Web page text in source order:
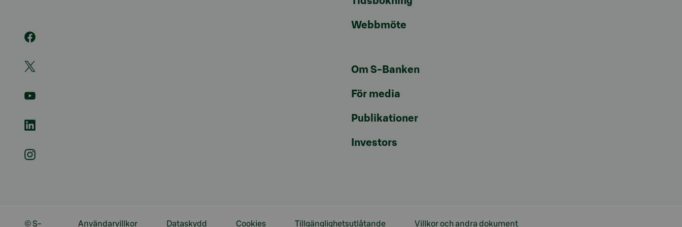
Webbmöte
Om S-Banken
För media
Publikationer
Investors
Användarvillkor Dataskydd Cookies Tillgänglighetsutlåtande Villkor och andra dokument
© S-